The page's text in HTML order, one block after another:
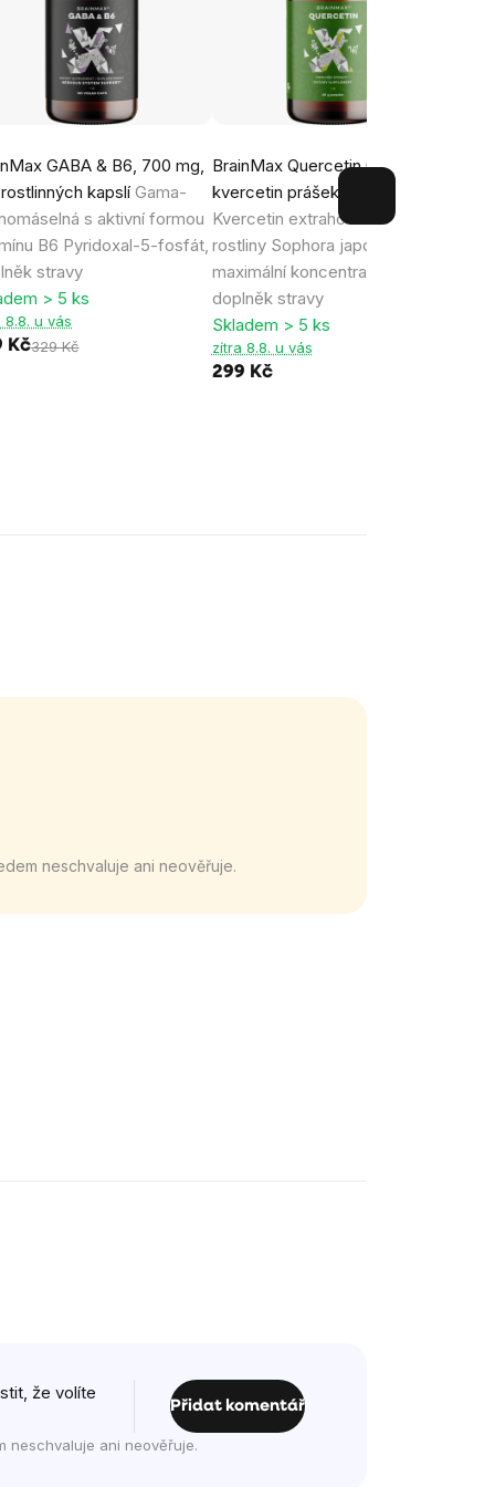
GABA & B6, 700 mg,
rostlinných kapslíGama-
s aktivní formou
B6 Pyridoxal-5-fosfát,
stravy
> 5 ks
8.8. u vás
Kč329 Kč
BrainMax Quercetin powder,
kvercetin prášek, 20 g
Kvercetin extrahovaný z
rostliny Sophora japonica s
maximální koncentrací 96 %,
doplněk stravy
Skladem > 5 ks
zítra 8.8. u vás
299 Kč
neschvaluje ani neověřuje.
že volíte
Přidat komentář
neschvaluje ani neověřuje.